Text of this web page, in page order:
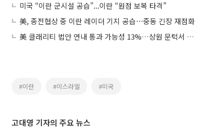
미국 “이란 군시설 공습”...이란 “원점 보복 타격”
美, 종전협상 중 이란 레이더 기지 공습⋯중동 긴장 재점화
美 클래리티 법안 연내 통과 가능성 13%…상원 문턱서 제동
#이란 #이스라엘 #미국
고대영 기자의 주요 뉴스